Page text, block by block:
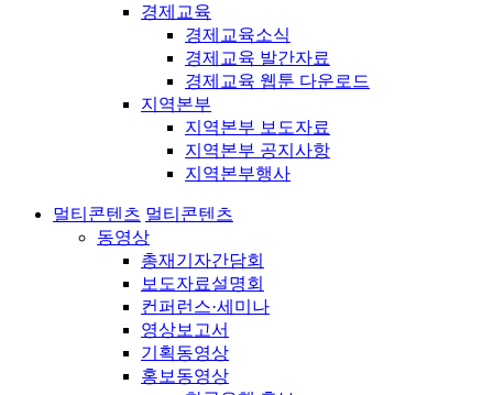
경제교육
경제교육소식
경제교육 발간자료
경제교육 웹툰 다운로드
지역본부
지역본부 보도자료
지역본부 공지사항
지역본부행사
멀티콘텐츠 멀티콘텐츠
동영상
총재기자간담회
보도자료설명회
컨퍼런스·세미나
영상보고서
기획동영상
홍보동영상